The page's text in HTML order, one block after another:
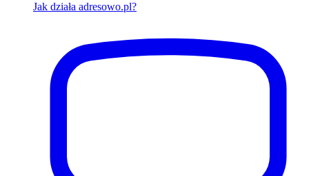
Jak działa adresowo.pl?